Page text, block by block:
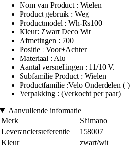
Nom van Product : Wielen
Product gebruik : Weg
Productmodel : Wh-Rs100
Kleur: Zwart Deco Wit
Afmetingen : 700
Positie : Voor+Achter
Materiaal : Alu
Aantal versnellingen : 11/10 V.
Subfamilie Product : Wielen
Productfamilie :Velo Onderdelen ( )
Verpakking : (Verkocht per paar)
Aanvullende informatie
Merk
Shimano
Leveranciersreferentie
158007
Kleur
zwart/wit